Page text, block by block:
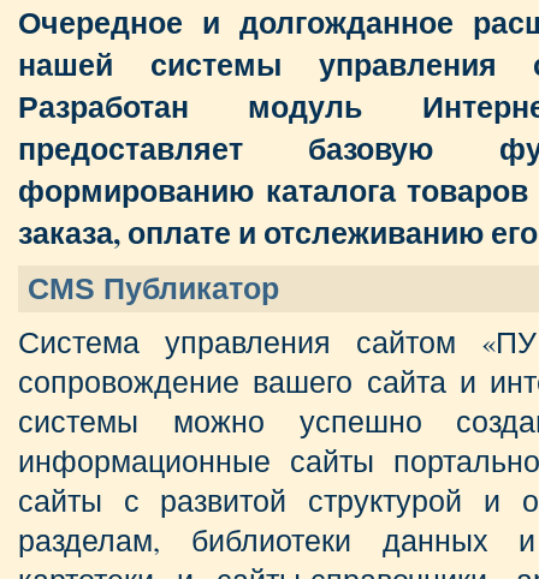
Очередное и долгожданное
нашей системы управления
Разработан модуль
предоставляет базовую
формированию каталога
заказа, оплате и отслеживанию
CMS Публикатор
Система управления сайтом
сопровождение вашего сайта и
системы можно успешно
информационные сайты
сайты с развитой структурой и
разделам, библиотеки данных